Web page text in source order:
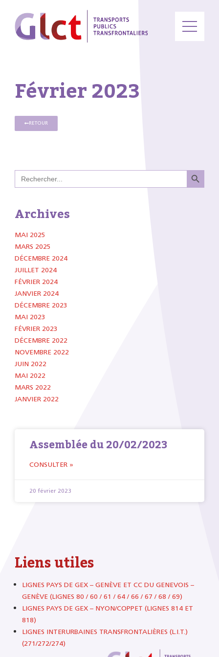
Février 2023
RETOUR
Search
for:
Search
Archives
MAI 2025
MARS 2025
DÉCEMBRE 2024
JUILLET 2024
FÉVRIER 2024
JANVIER 2024
DÉCEMBRE 2023
MAI 2023
FÉVRIER 2023
DÉCEMBRE 2022
NOVEMBRE 2022
JUIN 2022
MAI 2022
MARS 2022
JANVIER 2022
Assemblée du 20/02/2023
CONSULTER »
20 février 2023
Liens utiles
LIGNES PAYS DE GEX – GENÈVE ET CC DU GENEVOIS –
GENÈVE (LIGNES 80 / 60 / 61 / 64 / 66 / 67 / 68 / 69)
LIGNES PAYS DE GEX – NYON/COPPET (LIGNES 814 ET
818)
LIGNES INTERURBAINES TRANSFRONTALIÈRES (L.I.T.)
(271/272/274)